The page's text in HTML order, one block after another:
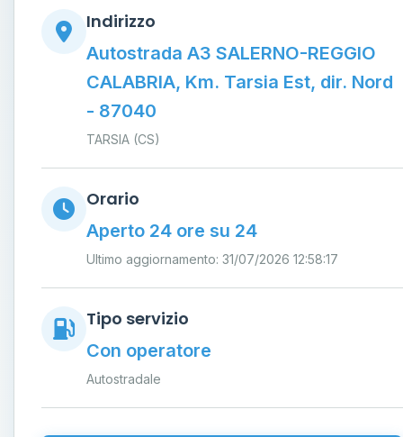
Indirizzo
Autostrada A3 SALERNO-REGGIO
CALABRIA, Km. Tarsia Est, dir. Nord
- 87040
TARSIA (CS)
Orario
Aperto 24 ore su 24
Ultimo aggiornamento: 31/07/2026 12:58:17
Tipo servizio
Con operatore
Autostradale